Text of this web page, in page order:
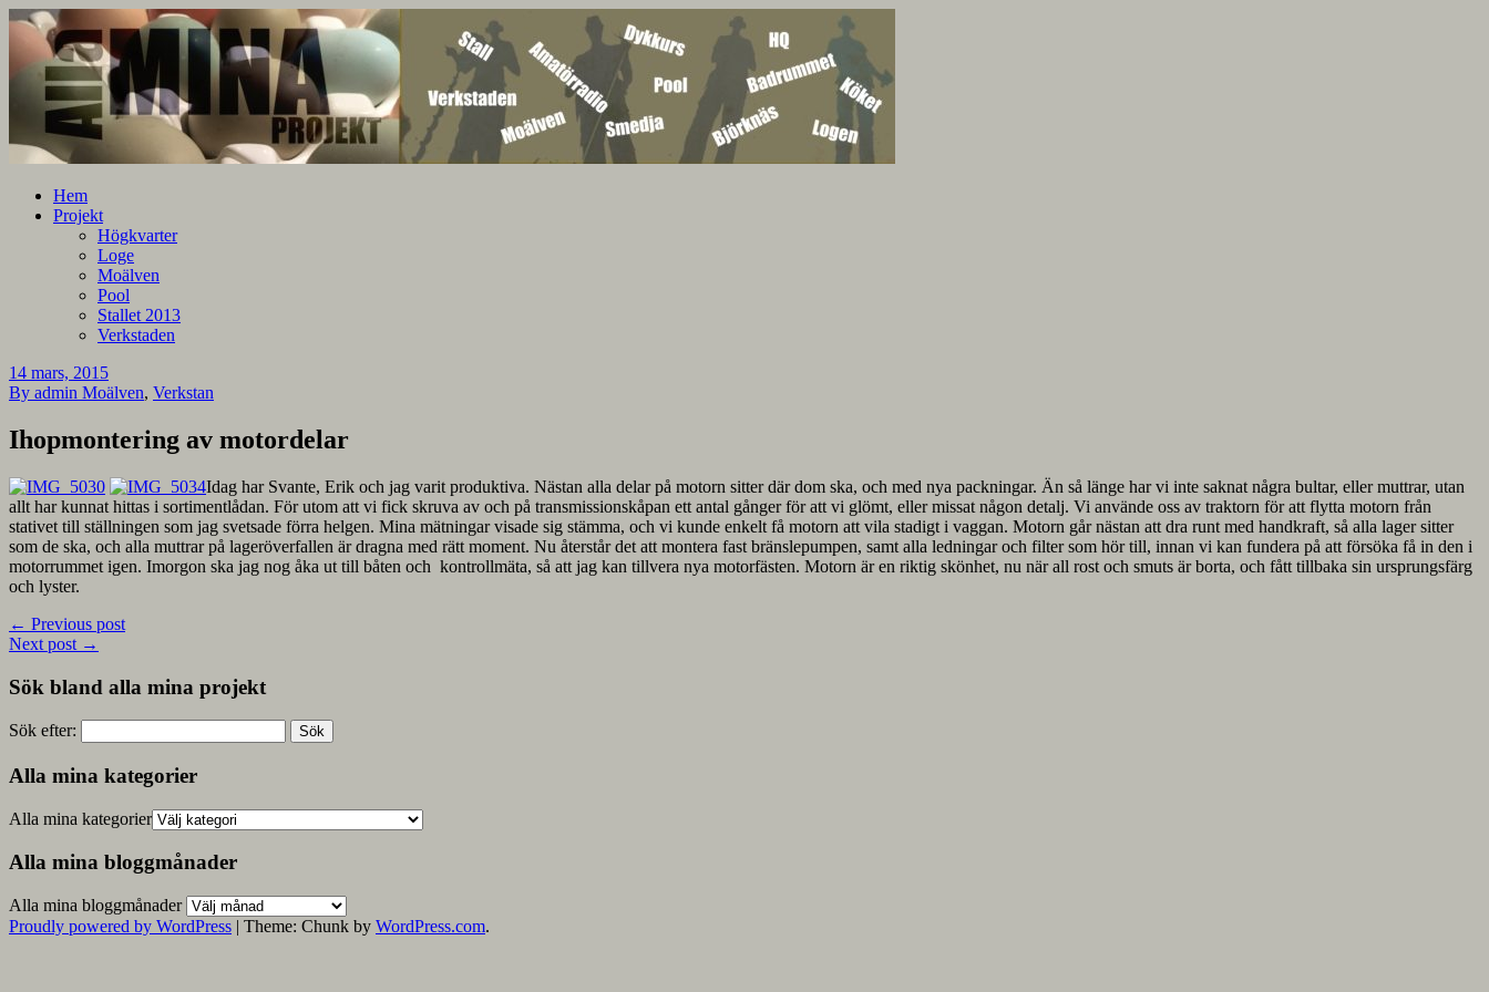
Alla mina projekt
En blogg om mina projekt
Hem
Projekt
Högkvarter
Loge
Moälven
Pool
Stallet 2013
Verkstaden
14 mars, 2015
By admin Moälven, Verkstan
Ihopmontering av motordelar
Idag har Svante, Erik och jag varit produktiva. Nästan alla delar på motorn sitter där dom ska, och med nya packningar. Än så länge har vi inte saknat några bultar, eller muttrar, utan
allt har kunnat hittas i sortimentlådan. För utom att vi fick skruva av och på transmissionskåpan ett antal gånger för att vi glömt, eller missat någon detalj. Vi använde oss av traktorn för att flytta motorn från
stativet till ställningen som jag svetsade förra helgen. Mina mätningar visade sig stämma, och vi kunde enkelt få motorn att vila stadigt i vaggan. Motorn går nästan att dra runt med handkraft, så alla lager sitter
som de ska, och alla muttrar på lageröverfallen är dragna med rätt moment. Nu återstår det att montera fast bränslepumpen, samt alla ledningar och filter som hör till, innan vi kan fundera på att försöka få in den i
motorrummet igen. Imorgon ska jag nog åka ut till båten och kontrollmäta, så att jag kan tillvera nya motorfästen. Motorn är en riktig skönhet, nu när all rost och smuts är borta, och fått tillbaka sin ursprungsfärg
och lyster.
← Previous post
Next post →
Sök bland alla mina projekt
Sök efter:
Alla mina kategorier
Alla mina kategorier
Alla mina bloggmånader
Alla mina bloggmånader
Proudly powered by WordPress | Theme: Chunk by WordPress.com.